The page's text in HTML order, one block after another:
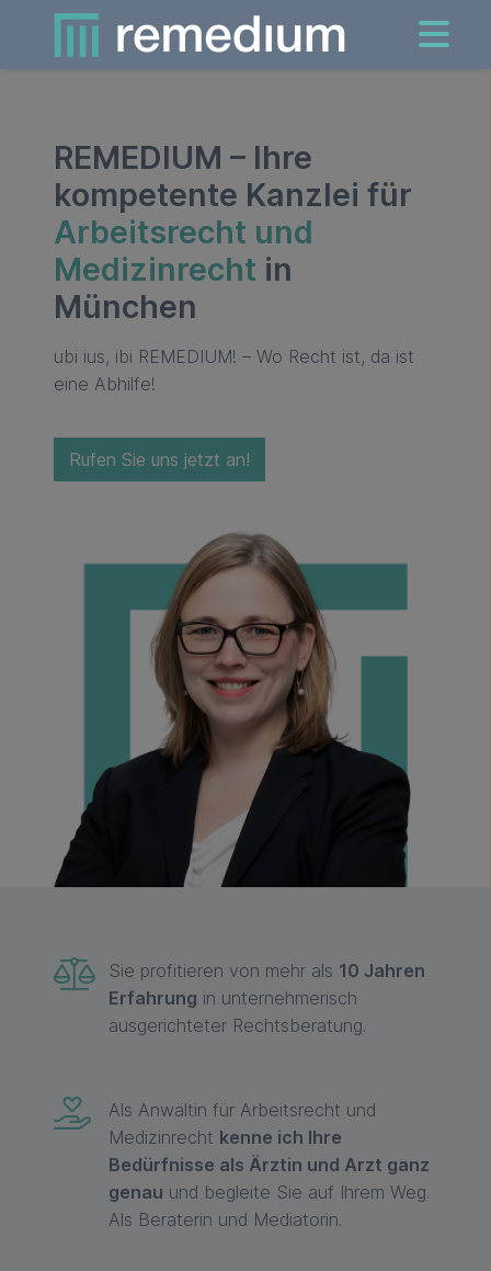
REMEDIUM – Ihre
kompetente Kanzlei für
Arbeitsrecht und
Medizinrecht in
München
ubi ius, ibi REMEDIUM! – Wo Recht ist, da ist
eine Abhilfe!
Rufen Sie uns jetzt an!
Sie profitieren von mehr als 10 Jahren
Erfahrung in unternehmerisch
ausgerichteter Rechtsberatung.
Als Anwältin für Arbeitsrecht und
Medizinrecht kenne ich Ihre
Bedürfnisse als Ärztin und Arzt ganz
genau und begleite Sie auf Ihrem Weg.
Als Beraterin und Mediatorin.